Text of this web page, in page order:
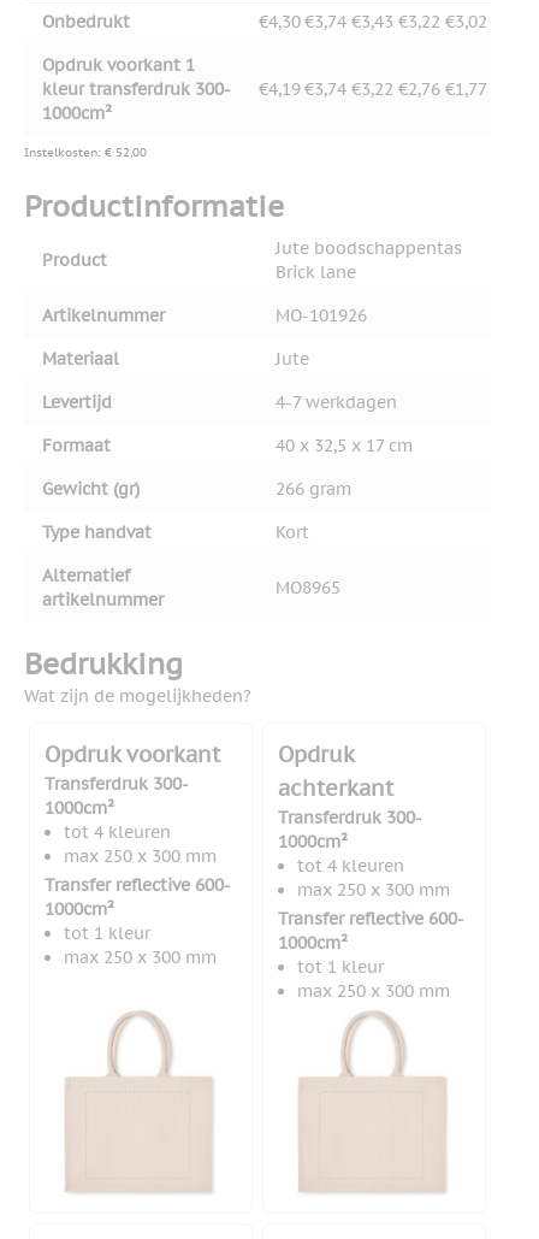
Onbedrukt €4,30€3,74 €3,43 €3,22 €3,02
Opdruk voorkant 1
kleur transferdruk 300-
1000cm²
€4,19€3,74 €3,22 €2,76 €1,77
Instelkosten: € 52,00
Productinformatie
Product
Jute boodschappentas
Brick lane
Artikelnummer
MO-101926
Materiaal
Jute
Levertijd
4-7 werkdagen
Formaat
40 x 32,5 x 17 cm
Gewicht (gr)
266 gram
Type handvat
Kort
Alternatief
artikelnummer
MO8965
Bedrukking
Wat zijn de mogelijkheden?
Opdruk voorkant
Transferdruk 300-
1000cm²
tot 4 kleuren
max 250 x 300 mm
Transfer reflective 600-
1000cm²
tot 1 kleur
max 250 x 300 mm
Opdruk
achterkant
Transferdruk 300-
1000cm²
tot 4 kleuren
max 250 x 300 mm
Transfer reflective 600-
1000cm²
tot 1 kleur
max 250 x 300 mm